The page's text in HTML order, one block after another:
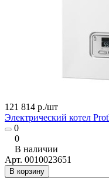
121 814 р./шт
Электрический котел
0
0
В наличии
Арт. 0010023651
В корзину